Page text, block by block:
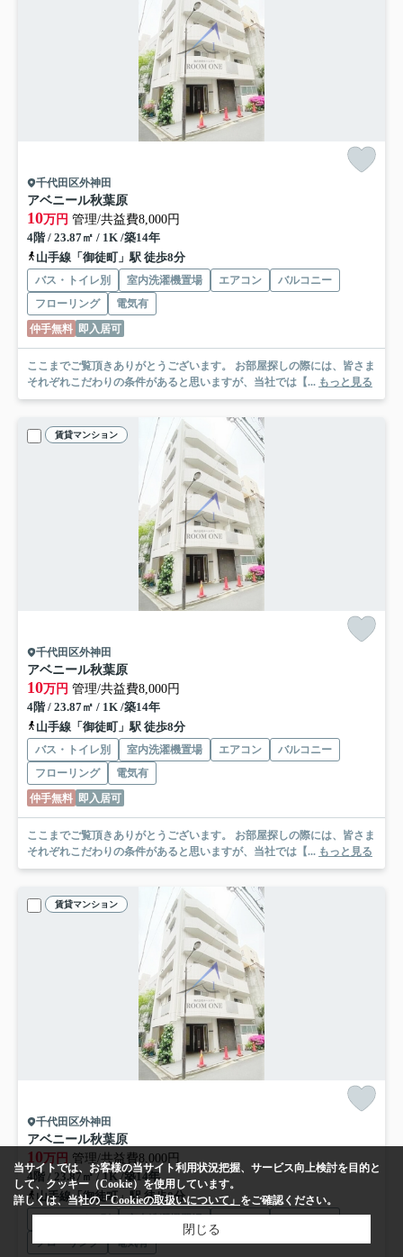
千代田区外神田
アベニール秋葉原
10万円 管理/共益費8,000円
4階 / 23.87㎡ / 1K /築14年
山手線「御徒町」駅 徒歩8分
バス・トイレ別 室内洗濯機置場 エアコン
バルコニー
フローリング
電気有
仲手無料 即入居可
ここまでご覧頂きありがとうございます。 お部屋探しの際には、皆さま
それぞれこだわりの条件があると思いますが、当社では【... もっと見る
賃貸マンション
千代田区外神田
アベニール秋葉原
10万円 管理/共益費8,000円
4階 / 23.87㎡ / 1K /築14年
山手線「御徒町」駅 徒歩8分
バス・トイレ別 室内洗濯機置場 エアコン
バルコニー
フローリング
電気有
仲手無料 即入居可
ここまでご覧頂きありがとうございます。 お部屋探しの際には、皆さま
それぞれこだわりの条件があると思いますが、当社では【... もっと見る
賃貸マンション
千代田区外神田
アベニール秋葉原
10万円 管理/共益費8,000円
4階 / 23.87㎡ / 1K /築14年
山手線「御徒町」駅 徒歩8分
バス・トイレ別 室内洗濯機置場 エアコン
バルコニー
フローリング
電気有
当サイトでは、お客様の当サイト利用状況把握、サービス向上検討を目的と
して、クッキー（Cookie）を使用しています。
詳しくは、当社の「Cookieの取扱いについて」 をご確認ください。
閉じる